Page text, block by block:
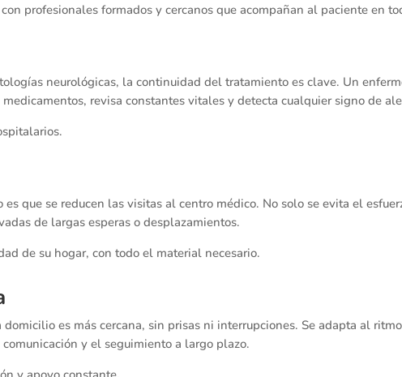
con profesionales formados y cercanos que acompañan al paciente en
neurológicas, la continuidad del tratamiento es clave. Un
revisa constantes vitales y detecta cualquier signo de
que se reducen las visitas al centro médico. No solo se evita el
de largas esperas o desplazamientos.
de su hogar, con todo el material necesario.
es más cercana, sin prisas ni interrupciones. Se adapta al
y el seguimiento a largo plazo.